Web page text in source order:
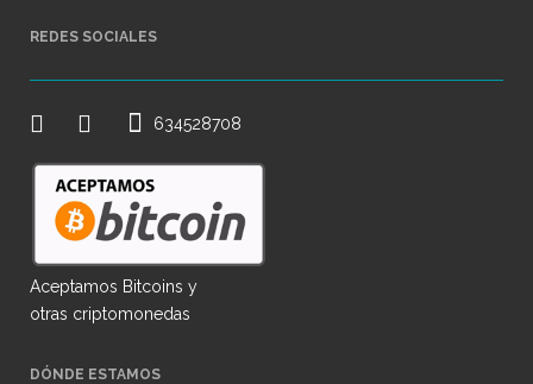
REDES SOCIALES
634528708
Aceptamos Bitcoins y
otras criptomonedas
DÓNDE ESTAMOS